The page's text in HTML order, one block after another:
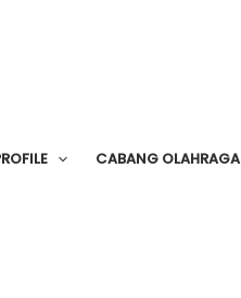
CABANG OLAHRAGA